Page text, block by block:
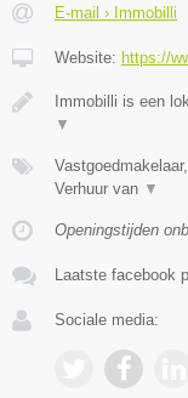
E-mail › Immobilli
Website: https://
Immobilli is een
▼
Verhuur van ▼
Openingstijden
Laatste facebook
Sociale media: